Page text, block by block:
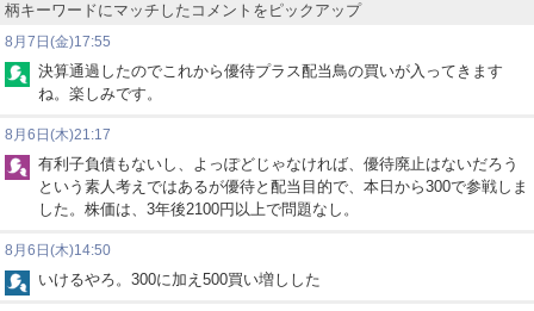
柄キーワードにマッチしたコメントをピックアップ
8月7日(金)17:55
決算通過したのでこれから優待プラス配当鳥の買いが入ってきます
ね。楽しみです。
8月6日(木)21:17
有利子負債もないし、よっぽどじゃなければ、優待廃止はないだろう
という素人考えではあるが優待と配当目的で、本日から300で参戦しま
した。株価は、3年後2100円以上で問題なし。
8月6日(木)14:50
いけるやろ。300に加え500買い増しした